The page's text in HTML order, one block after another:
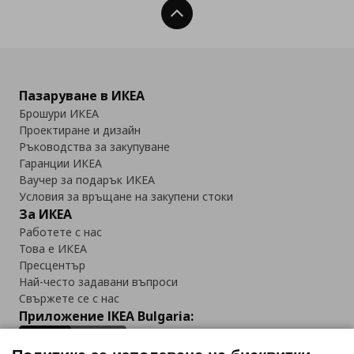
Нагоре
Пазаруване в ИКЕА
Брошури ИКЕА
Проектиране и дизайн
Ръководства за закупуване
Гаранции ИКЕА
Ваучер за подарък ИКЕА
Условия за връщане на закупени стоки
За ИКЕА
Работете с нас
Това е ИКЕА
Пресцентър
Най-често задавани въпроси
Свържете се с нас
Приложение IKEA Bulgaria: